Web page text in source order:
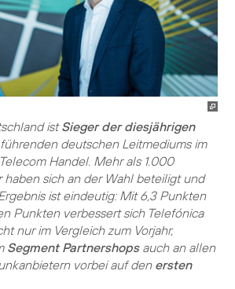
istSieger der diesjährigen
deutschen Leitmediums im
Handel. Mehr als 1.000
haben sich an der Wahl beteiligt und
ist eindeutig: Mit 6,3 Punkten
Punkten verbessert sich Telefónica
nur im Vergleich zum Vorjahr,
Segment Partnershopsauch an allen
vorbei auf den ersten